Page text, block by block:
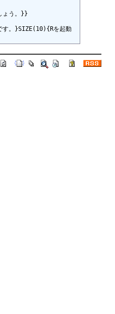
ょう。}}
す。}SIZE(10){Rを起動